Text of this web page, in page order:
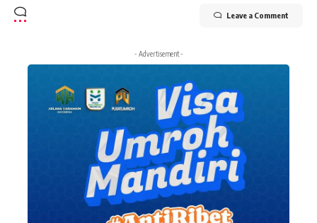
Leave a Comment
- Advertisement -